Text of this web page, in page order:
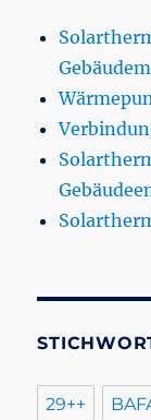
29++